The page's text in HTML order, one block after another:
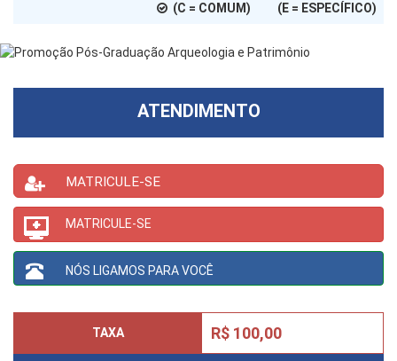
(C = COMUM) (E = ESPECÍFICO)
ATENDIMENTO
MATRICULE-SE
MATRICULE-SE
NÓS LIGAMOS PARA VOCÊ
TAXA R$ 100,00